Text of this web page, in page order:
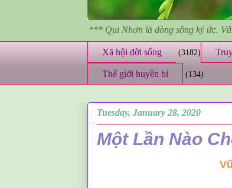
*** Qui Nhơn là dòng sông ký ức.
Xã hội đời sống (3182)
Thế giới huyền bí (134)
Tuesday, January 28, 2020
Một Lần Nào